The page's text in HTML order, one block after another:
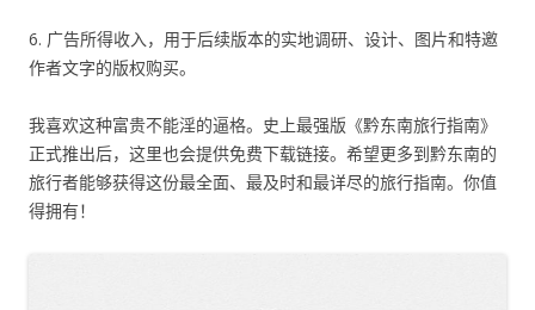
6. 广告所得收入，用于后续版本的实地调研、设计、图片和特邀
作者文字的版权购买。
我喜欢这种富贵不能淫的逼格。史上最强版《黔东南旅行指南》
正式推出后，这里也会提供免费下载链接。希望更多到黔东南的
旅行者能够获得这份最全面、最及时和最详尽的旅行指南。你值
得拥有！